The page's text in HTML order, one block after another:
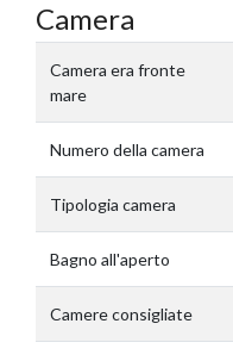
Camera
Camera era fronte
mare
Numero della camera
Tipologia camera
Bagno all'aperto
Camere consigliate